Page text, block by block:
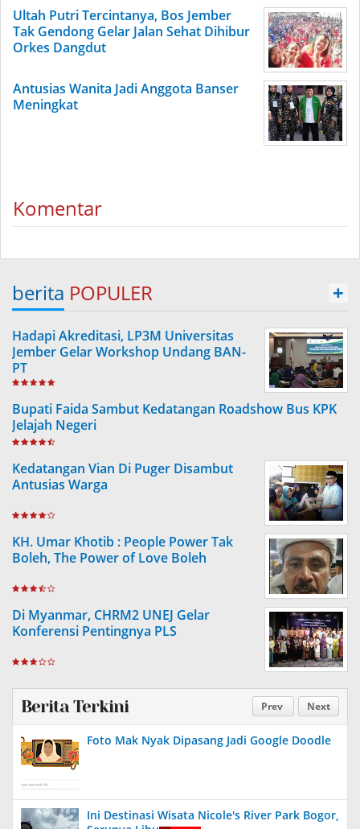
Ultah Putri Tercintanya, Bos Jember
Tak Gendong Gelar Jalan Sehat Dihibur
Orkes Dangdut
Antusias Wanita Jadi Anggota Banser
Meningkat
Komentar
berita POPULER +
Hadapi Akreditasi, LP3M Universitas
Jember Gelar Workshop Undang BAN-
PT
Bupati Faida Sambut Kedatangan Roadshow Bus KPK
Jelajah Negeri
Kedatangan Vian Di Puger Disambut
Antusias Warga
KH. Umar Khotib : People Power Tak
Boleh, The Power of Love Boleh
Di Myanmar, CHRM2 UNEJ Gelar
Konferensi Pentingnya PLS
Prev Next
Berita Terkini
Foto Mak Nyak Dipasang Jadi Google Doodle
Ini Destinasi Wisata Nicole's River Park Bogor,